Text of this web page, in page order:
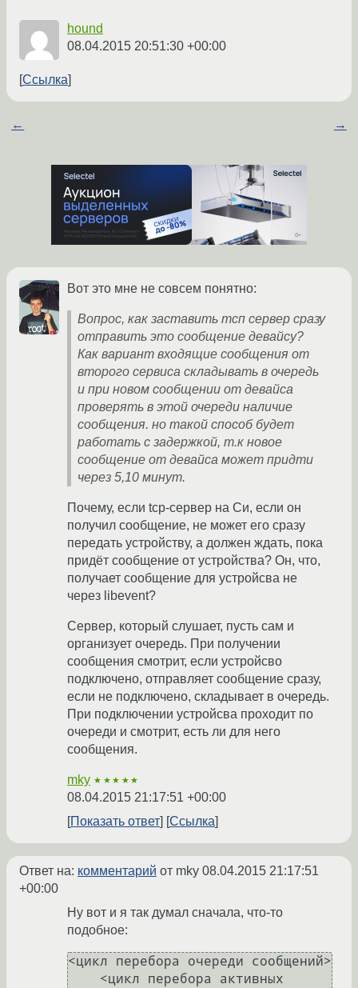
hound
08.04.2015 20:51:30 +00:00
Ссылка
← →
Вот это мне не совсем понятно:
Вопрос, как заставить тсп сервер сразу
отправить это сообщение девайсу?
Как вариант входящие сообщения от
второго сервиса складывать в очередь
и при новом сообщении от девайса
проверять в этой очереди наличие
сообщения. но такой способ будет
работать с задержкой, т.к новое
сообщение от девайса может придти
через 5,10 минут.
Почему, если tcp-сервер на Си, если он
получил сообщение, не может его сразу
передать устройству, а должен ждать, пока
придёт сообщение от устройства? Он, что,
получает сообщение для устройсва не
через libevent?
Сервер, который слушает, пусть сам и
организует очередь. При получении
сообщения смотрит, если устройсво
подключено, отправляет сообщение сразу,
если не подключено, складывает в очередь.
При подключении устройсва проходит по
очереди и смотрит, есть ли для него
сообщения.
mky ★★★★★
08.04.2015 21:17:51 +00:00
Показать ответ
Ссылка
Ответ на: комментарий от mky 08.04.2015 21:17:51
+00:00
Ну вот и я так думал сначала, что-то
подобное:
<цикл перебора очереди сообщений>